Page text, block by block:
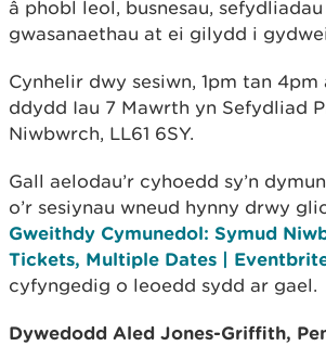
â phobl leol, busnesau,
gwasanaethau at ei gilydd i
Cynhelir dwy sesiwn, 1pm tan
ddydd Iau 7 Mawrth yn Sefydliad
Niwbwrch, LL61 6SY.
Gall aelodau’r cyhoedd sy’n
o’r sesiynau wneud hynny drwy
Gweithdy Cymunedol: Symud
Tickets, Multiple Dates |
cyfyngedig o leoedd sydd ar gael.
Dywedodd Aled Jones-Griffith,